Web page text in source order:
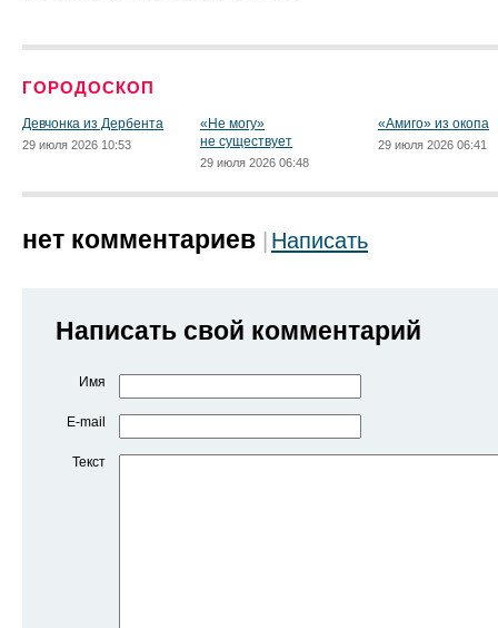
ГОРОДОСКОП
Девчонка из Дербента
29 июля 2026 10:53
«Не могу»
не существует
29 июля 2026 06:48
«Амиго» из окопа
29 июля 2026 06:41
нет комментариев Написать
Написать свой комментарий
Имя
E-mail
Текст